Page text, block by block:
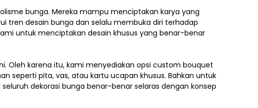
bunga. Mereka mampu menciptakan karya yang
tren desain bunga dan selalu membuka diri terhadap
untuk menciptakan desain khusus yang benar-benar
Oleh karena itu, kami menyediakan opsi custom bouquet
seperti pita, vas, atau kartu ucapan khusus. Bahkan untuk
dekorasi bunga benar-benar selaras dengan konsep